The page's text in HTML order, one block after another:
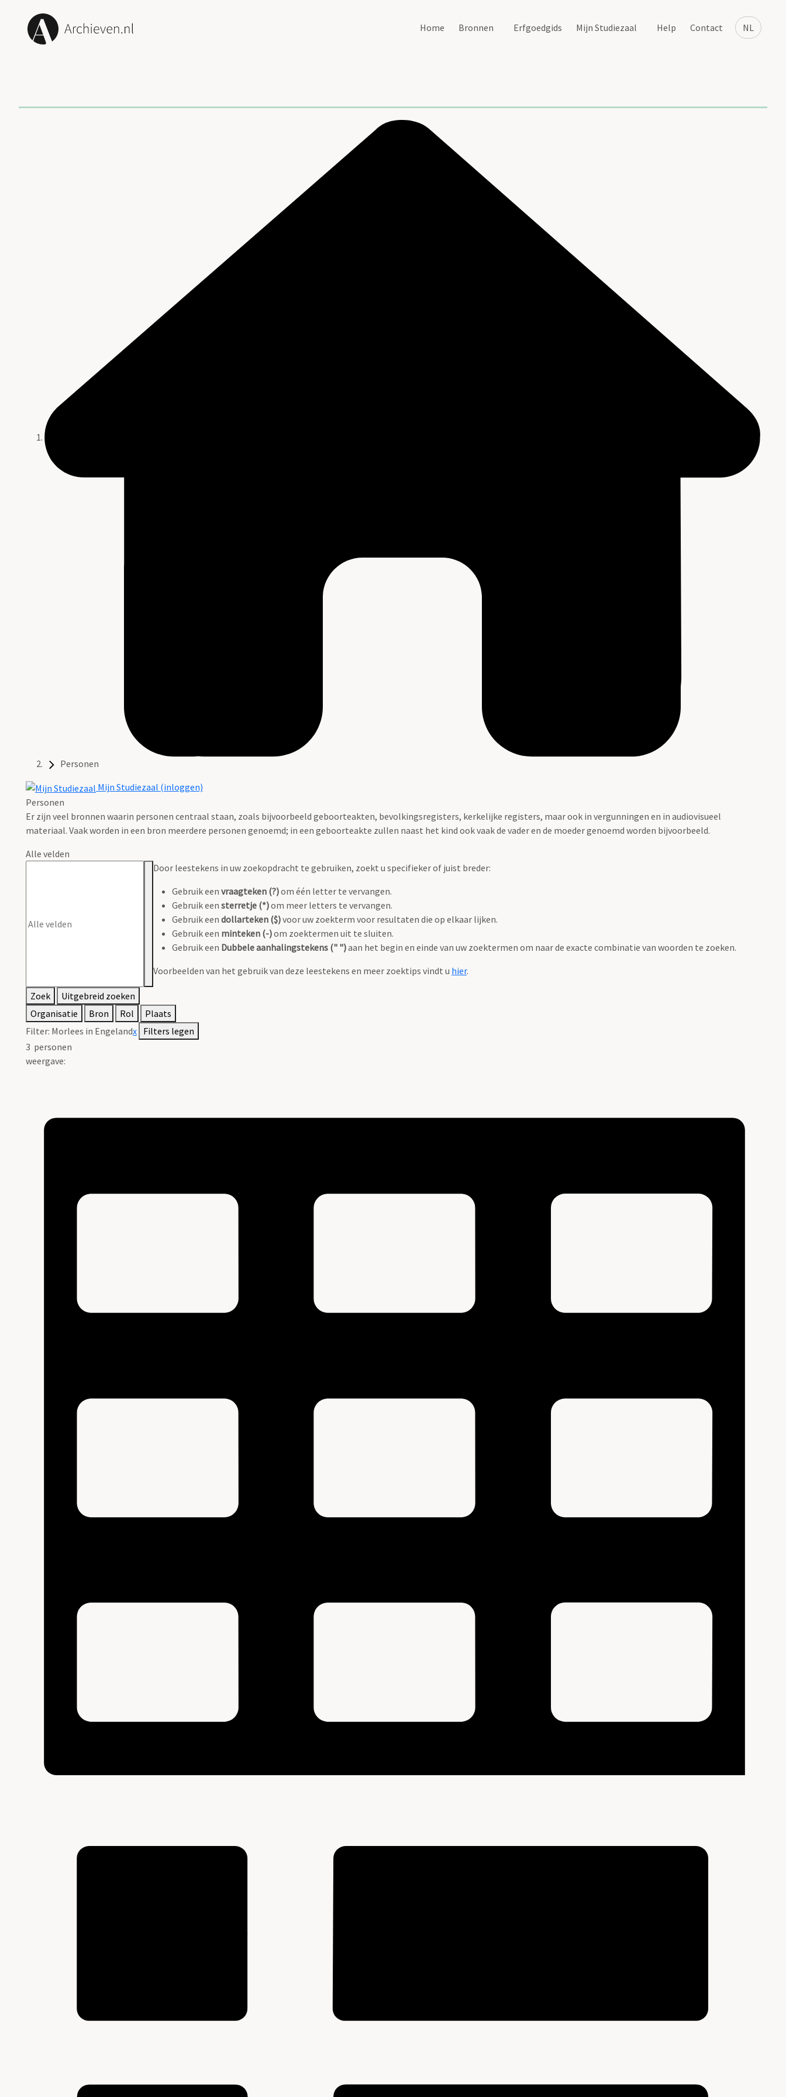
NL
Home Bronnen Erfgoedgids Mijn Studiezaal Help Contact
Personen
Mijn Studiezaal (inloggen)
Personen
Er zijn veel bronnen waarin personen centraal staan, zoals bijvoorbeeld geboorteakten, bevolkingsregisters, kerkelijke registers, maar ook in vergunningen en in audiovisueel
materiaal. Vaak worden in een bron meerdere personen genoemd; in een geboorteakte zullen naast het kind ook vaak de vader en de moeder genoemd worden bijvoorbeeld.
Alle velden
Door leestekens in uw zoekopdracht te gebruiken, zoekt u specifieker of juist breder:
Gebruik een vraagteken (?)om één letter te vervangen.
Gebruik een sterretje (*)om meer letters te vervangen.
Gebruik een dollarteken ($)voor uw zoekterm voor resultaten die op elkaar lijken.
Gebruik een minteken (-)om zoektermen uit te sluiten.
Gebruik een Dubbele aanhalingstekens (" ")aan het begin en einde van uw zoektermen om naar de exacte combinatie van woorden te zoeken.
Voorbeelden van het gebruik van deze leestekens en meer zoektips vindt u hier.
Zoek
Uitgebreid zoeken
Organisatie
Bron Rol
Plaats
Filter: Morlees in Engelandx Filters legen
3 personen
weergave: